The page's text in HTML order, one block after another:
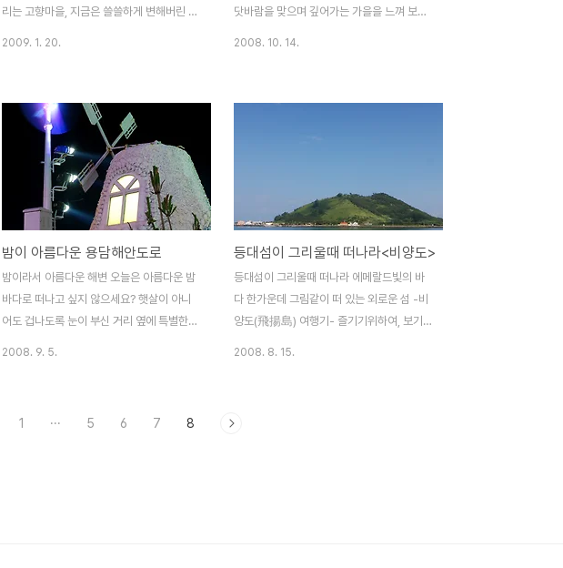
30년전 우도를 왕래하던 ..
지는 문헌을 찾기가..
리는 고향마을, 지금은 쓸쓸하게 변해버린 고
구에는 이와 같은 뜻의 고향을 그리는 글이
새겨져 있다. 수십호에 불과한 한적한 어촌마
을, 제주시 애월읍 한담리, 겨울의 스산한 바
람이 파도와 함께 살갖을 파고들고 외로운 갈
매기 한 마리가 노래비를 지키고 앉아 있는
고즈넉한 마을 차량으로 진입할 수 있는 길도
오직한 곳, 제주인 조차도 이 곳에 이러한 한
적한 어촌마을이 존재하는지 조차도 모르고
있을 정도로 외진 곳이다. 이 외진 곳에 해안
의 절경을 감상할..
2009. 1. 20.
닷바람을 맞으며 깊어가는 가을을 느껴 보는
내본 사람이라면 삼매봉에 대한 기억을 한 두
개씩은 갖고 있을 것이다. 삼매봉 산책로에서
보는 아담한 서귀포의 야경도 일품이지만 삼
매봉 밑의 외돌개 산책로에서 느끼는 시원한
바닷바람과 파도소리는 분위기를 한껏 돋울
수 있는 최상의 환경을 제공해 주는..
2008. 10. 14.
밤이 아름다운 용담해안도로
밤이라서 아름다운 해변 오늘은 아름다운 밤
바다로 떠나고 싶지 않으세요? 햇살이 아니
어도 겁나도록 눈이 부신 거리 옆에 특별한
파도 멀리서 들려오는 밤바다 고깃배의 엔진
2008. 9. 5.
등대섬이 그리울때 떠나라<비양도>
등대섬이 그리울때 떠나라 에메랄드빛의 바
다 한가운데 그림같이 떠 있는 외로운 섬 -비
양도(飛揚島) 여행기- 즐기기위하여, 보기
2008. 8. 15.
1 ··· 5 6 7 8